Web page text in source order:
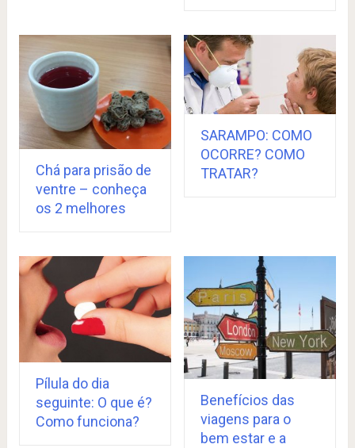
Chá para prisão de
ventre – conheça
os 2 melhores
SARAMPO: COMO
OCORRE? COMO
TRATAR?
Pílula do dia
seguinte: O que é?
Como funciona?
Benefícios das
viagens para o
bem estar e a